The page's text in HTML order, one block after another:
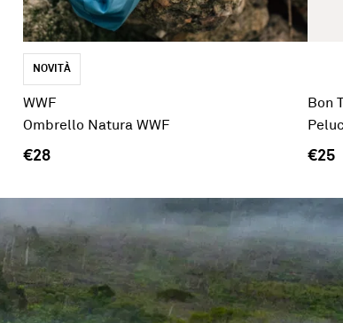
NOVITÀ
WWF
Ombrello Natura WWF
€28
Bon
€25